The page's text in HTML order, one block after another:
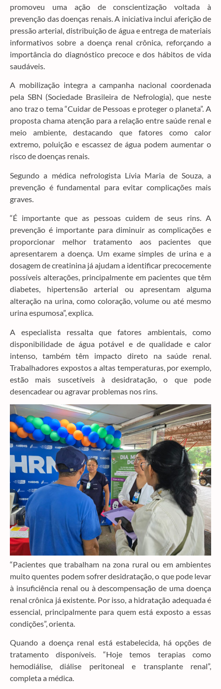
promoveu uma ação de conscientização voltada à
prevenção das doenças renais. A iniciativa inclui aferição de
pressão arterial, distribuição de água e entrega de materiais
informativos sobre a doença renal crônica, reforçando a
importância do diagnóstico precoce e dos hábitos de vida
saudáveis.
A mobilização integra a campanha nacional coordenada
pela SBN (Sociedade Brasileira de Nefrologia), que neste
ano traz o tema “Cuidar de Pessoas e proteger o planeta”. A
proposta chama atenção para a relação entre saúde renal e
meio ambiente, destacando que fatores como calor
extremo, poluição e escassez de água podem aumentar o
risco de doenças renais.
Segundo a médica nefrologista Lívia Maria de Souza, a
prevenção é fundamental para evitar complicações mais
graves.
“É importante que as pessoas cuidem de seus rins. A
prevenção é importante para diminuir as complicações e
proporcionar melhor tratamento aos pacientes que
apresentarem a doença. Um exame simples de urina e a
dosagem de creatinina já ajudam a identificar precocemente
possíveis alterações, principalmente em pacientes que têm
diabetes, hipertensão arterial ou apresentam alguma
alteração na urina, como coloração, volume ou até mesmo
urina espumosa”, explica.
A especialista ressalta que fatores ambientais, como
disponibilidade de água potável e de qualidade e calor
intenso, também têm impacto direto na saúde renal.
Trabalhadores expostos a altas temperaturas, por exemplo,
estão mais suscetíveis à desidratação, o que pode
desencadear ou agravar problemas nos rins.
“Pacientes que trabalham na zona rural ou em ambientes
muito quentes podem sofrer desidratação, o que pode levar
à insuficiência renal ou à descompensação de uma doença
renal crônica já existente. Por isso, a hidratação adequada é
essencial, principalmente para quem está exposto a essas
condições”, orienta.
Quando a doença renal está estabelecida, há opções de
tratamento disponíveis. “Hoje temos terapias como
hemodiálise, diálise peritoneal e transplante renal”,
completa a médica.